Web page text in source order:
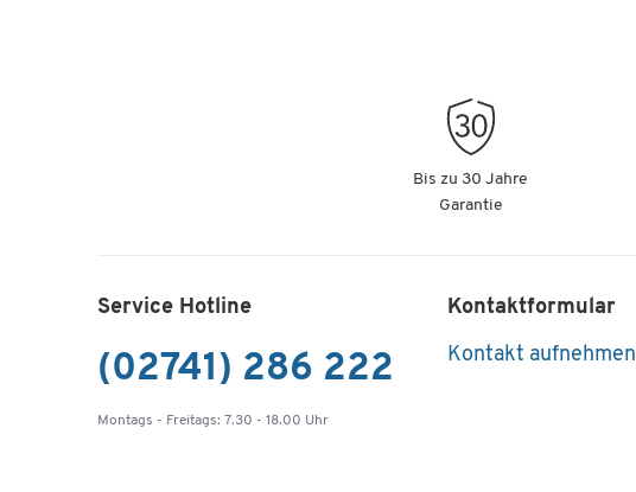
Bis zu 30 Jahre
Garantie
Service Hotline
(02741) 286 222
Montags - Freitags: 7.30 - 18.00 Uhr
Kontaktformular
Kontakt aufnehmen